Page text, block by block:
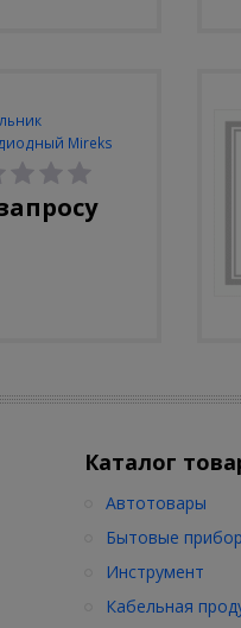
Mireks
S (5W/4000-
датчик
Каталог
Автотовары
Бытовые
Инструмент
Кабельная